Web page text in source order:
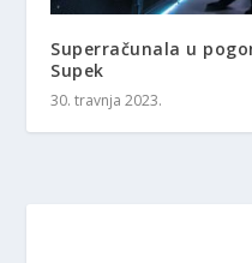
Superračunala u
Supek
30. travnja 2023.